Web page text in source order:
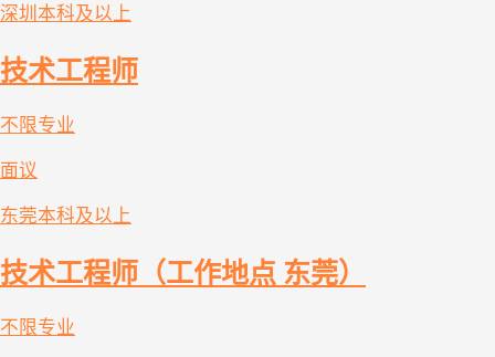
深圳 本科及以上
技术工程师
不限专业
面议
东莞本科及以上
技术工程师（工作地点 东莞）
不限专业